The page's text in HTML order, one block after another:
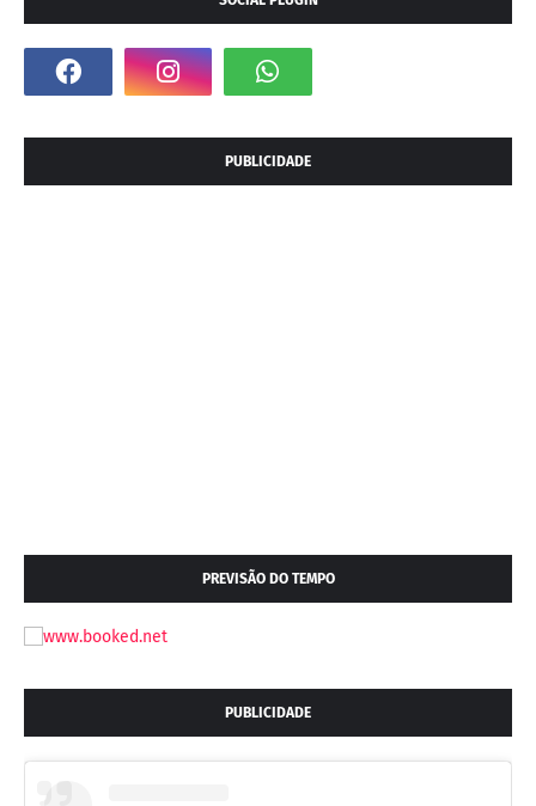
PUBLICIDADE
PREVISÃO DO TEMPO
PUBLICIDADE